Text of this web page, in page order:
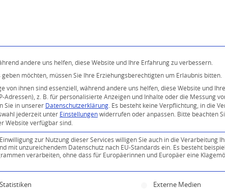
andere uns helfen, diese Website und Ihre Erfahrung zu verbessern.
möchten, müssen Sie Ihre Erziehungsberechtigten um Erlaubnis bitten.
von ihnen sind essenziell, während andere uns helfen, diese Website und
Adressen), z. B. für personalisierte Anzeigen und Inhalte oder die Messung
Sie in unserer Datenschutzerklärung
Es besteht keine Verpflichtung, in die
jederzeit unter Einstellungen widerrufen oder anpassen.
Bitte beachten
Website verfügbar sind.
zur Nutzung dieser Services willigen Sie auch in die Verarbeitung
mit unzureichendem Datenschutz nach EU-Standards ein. Es besteht
verarbeiten, ohne dass für Europäerinnen und Europäer eine
Einwilligung erteilt werden kann. Die erste
Statistiken Externe Medien